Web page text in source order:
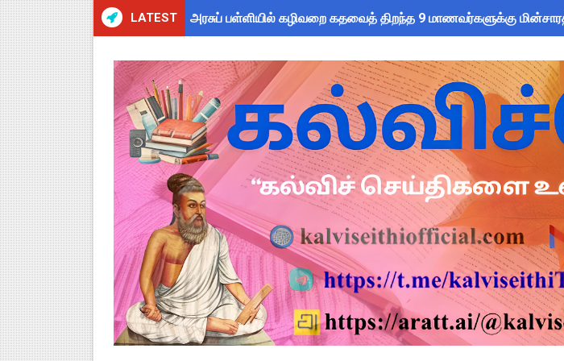
LATEST அரசுப் பள்ளியில் கழிவறை கதவைத் திறந்த 9 மாணவர்களுக்கு
ஆசிரியர்கள் கவனத்திற்கு! Census 2027 Duty: 28 மாவட்ட CEO &
TN CPS Teachers News: மறுநியமனம் பெற்ற ஆசிரியர்களுக்கு
TN Teachers Leave Rules: மருத்துவ விடுப்பு எடுக்கும்
Census 2027: ஆசிரியர்களுக்கு அரைநாள் OD அனுமதி - கரூர் CEO
TN Budget Assembly Schedule 2026: பள்ளிக்கல்வித்துறை மீதான
நாமக்கல் மாவட்டம்: மக்கள் தொகை கணக்கெடுப்பு 2027 -
TN Budget 2026-2027 Highlights: மாணவர்களுக்கு இலவச லேப்டாப்,
பள்ளி மாணவர்களுக்கு 4 செட் இலவச சீருடை: EMIS தளத்தில்